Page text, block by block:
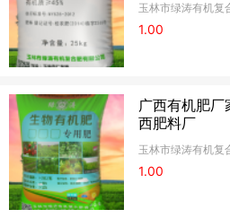
玉林市绿涛有机复
1.00
广西有机肥
西肥料厂
玉林市绿涛有机复
1.00